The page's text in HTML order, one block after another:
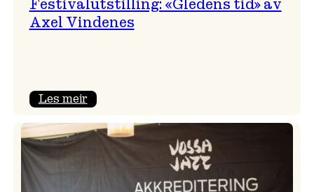
Festivalutstilling: «Gledens tid» av
Axel Vindenes
Les meir:
«Gledens